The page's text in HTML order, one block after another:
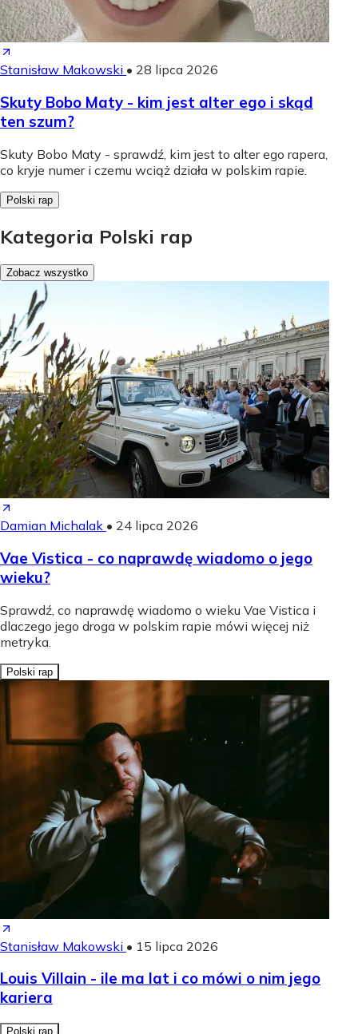
Stanisław Makowski • 28 lipca 2026
Skuty Bobo Maty - kim jest alter ego i skąd
ten szum?
Skuty Bobo Maty - sprawdź, kim jest to alter ego rapera,
co kryje numer i czemu wciąż działa w polskim rapie.
Polski rap
Kategoria Polski rap
Zobacz wszystko
Damian Michalak • 24 lipca 2026
Vae Vistica - co naprawdę wiadomo o jego
wieku?
Sprawdź, co naprawdę wiadomo o wieku Vae Vistica i
dlaczego jego droga w polskim rapie mówi więcej niż
metryka.
Polski rap
Stanisław Makowski • 15 lipca 2026
Louis Villain - ile ma lat i co mówi o nim jego
kariera
Polski rap